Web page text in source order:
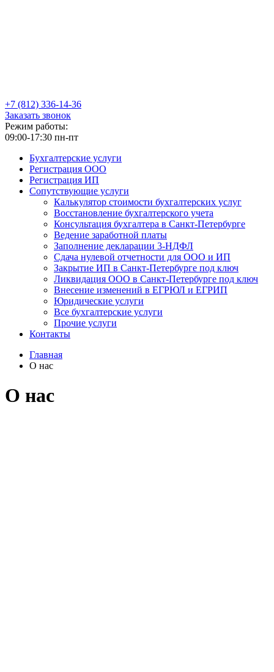
+7 (812) 336-14-36
Заказать звонок
Режим работы:
09:00-17:30 пн-пт
Бухгалтерские услуги
Регистрация ООО
Регистрация ИП
Сопутствующие услуги
Калькулятор стоимости бухгалтерских услуг
Восстановление бухгалтерского учета
Консультация бухгалтера в Санкт-Петербурге
Ведение заработной платы
Заполнение декларации 3-НДФЛ
Сдача нулевой отчетности для ООО и ИП
Закрытие ИП в Санкт-Петербурге под ключ
Ликвидация ООО в Санкт-Петербурге под ключ
Внесение изменений в ЕГРЮЛ и ЕГРИП
Юридические услуги
Все бухгалтерские услуги
Прочие услуги
Контакты
Главная
О нас
О нас